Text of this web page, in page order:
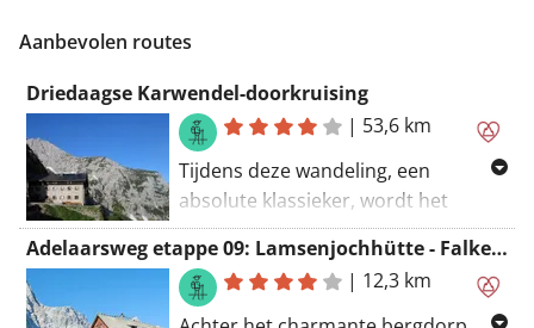
Aanbevolen routes
Driedaagse Karwendel-doorkruising
| 53,6 km
Tijdens deze wandeling, een
absolute klassieker, wordt het
Tiroler Karwendel van west naar
oost doorkruist. Deze bergketen van
de Noordelijke Kalkalpen - met de
Birkkarspitze (2.749 meter) als
Adelaarsweg etappe 09: Lamsenjochhütte - Falkenhütte
| 12,3 km